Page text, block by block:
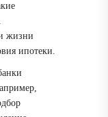
жизни
ипотеки.